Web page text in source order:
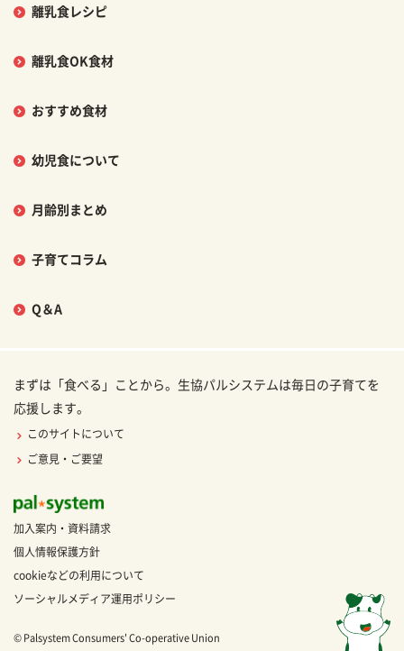
離乳食レシピ
離乳食OK食材
おすすめ食材
幼児食について
月齢別まとめ
子育てコラム
Q＆A
まずは「食べる」ことから。生協パルシステムは毎日の子育てを
応援します。
このサイトについて
ご意見・ご要望
加入案内・資料請求
個人情報保護方針
cookieなどの利用について
ソーシャルメディア運用ポリシー
© Palsystem Consumers' Co-operative Union